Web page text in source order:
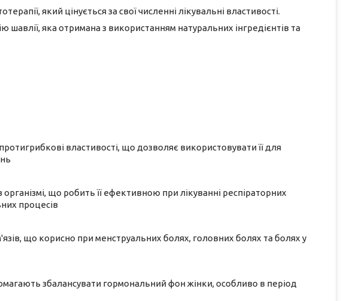
який цінується за свої численні лікувальні властивості.
шавлії, яка отримана з використанням натуральних інгредієнтів та
властивості, що дозволяє використовувати її для
що робить її ефективною при лікуванні респіраторних
процесів
що корисно при менструальних болях, головних болях та болях у
збалансувати гормональний фон жінки, особливо в період